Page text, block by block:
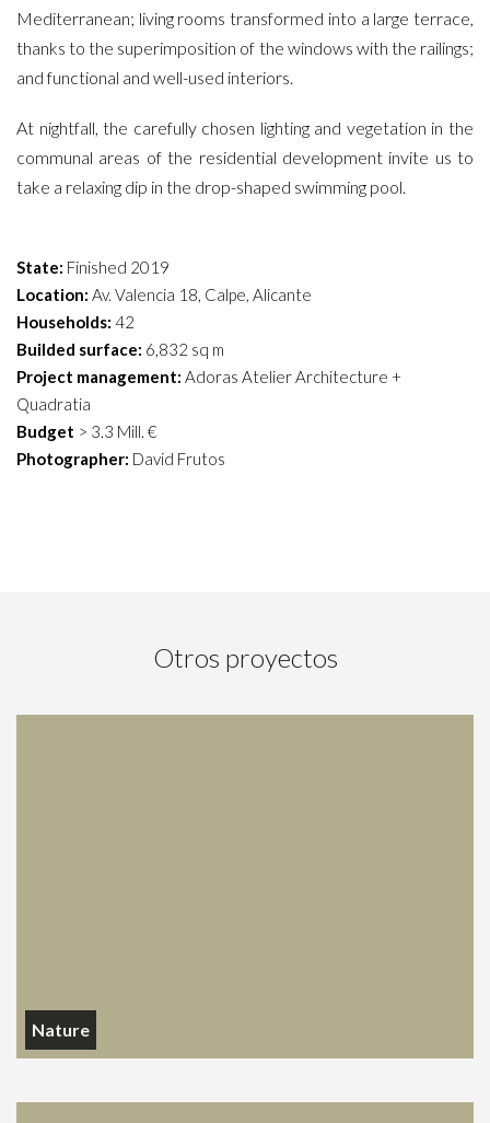
Mediterranean; living rooms transformed into a large terrace,
thanks to the superimposition of the windows with the railings;
and functional and well-used interiors.
At nightfall, the carefully chosen lighting and vegetation in the
communal areas of the residential development invite us to
take a relaxing dip in the drop-shaped swimming pool.
State: Finished 2019
Location: Av. Valencia 18, Calpe, Alicante
Households: 42
Builded surface: 6,832 sq m
Project management: Adoras Atelier Architecture +
Quadratia
Budget > 3.3 Mill. €
Photographer: David Frutos
Otros proyectos
Nature